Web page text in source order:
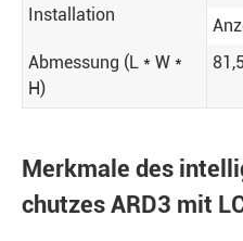
Installation
Abmessung (L * W *
H)
Merkmale des
chutzes ARD3 mit